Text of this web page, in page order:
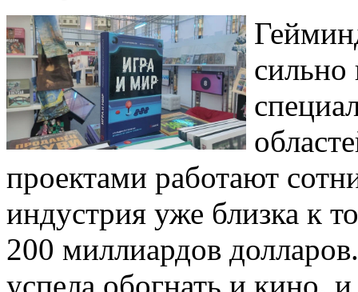
сильно
проектами работают
индустрия уже близка к
200 миллиардов